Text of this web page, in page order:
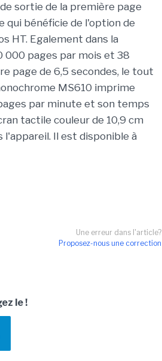
sortie de la première page
qui bénéficie de l'option de
HT. Egalement dans la
000 pages par mois et 38
page de 6,5 secondes, le tout
MS610 imprime
par minute et son temps
tactile couleur de 10,9 cm
Il est disponible à
Une erreur dans l'article?
Proposez-nous une correction
le !